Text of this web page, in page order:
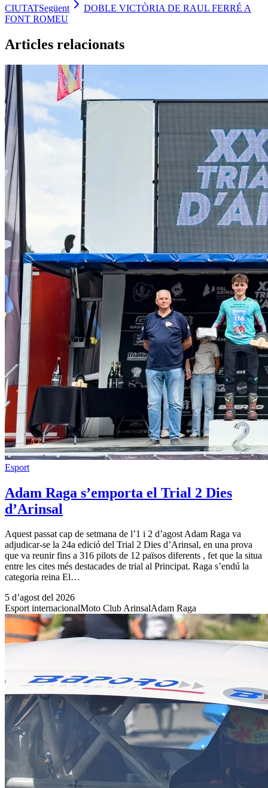
CIUTATSegüent
DOBLE VICTÒRIA DE RAUL FERRÉ A
FONT ROMEU
Articles relacionats
Esport
Adam Raga s’emporta el Trial 2 Dies
d’Arinsal
Aquest passat cap de setmana de l’1 i 2 d’agost Adam Raga va
adjudicar-se la 24a edició del Trial 2 Dies d’Arinsal, en una prova
que va reunir fins a 316 pilots de 12 països diferents , fet que la situa
entre les cites més destacades de trial al Principat. Raga s’endú la
categoria reina El…
5 d’agost del 2026
Esport internacionalMoto Club ArinsalAdam Raga